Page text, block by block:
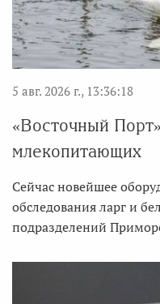
5 авг. 2026 г., 13:36:18
«Восточный
млекопитающих
Сейчас новейшее
обследования ларг и
подразделений